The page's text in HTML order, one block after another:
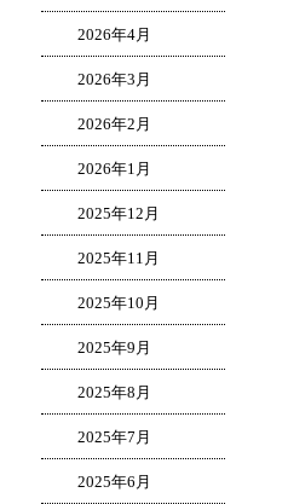
2026年4月
2026年3月
2026年2月
2026年1月
2025年12月
2025年11月
2025年10月
2025年9月
2025年8月
2025年7月
2025年6月